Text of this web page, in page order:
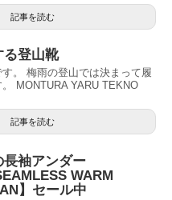
記事を読む
る登山靴
。 梅雨の登山では決まって履
MONTURA YARU TEKNO
記事を読む
長袖アンダー
WARM
】セール中